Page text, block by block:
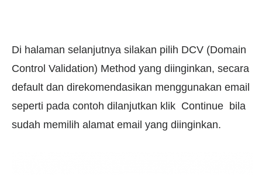
Di halaman selanjutnya silakan pilih DCV (Domain
Control Validation) Method yang diinginkan, secara
default dan direkomendasikan menggunakan email
seperti pada contoh dilanjutkan klik Continue bila
sudah memilih alamat email yang diinginkan.